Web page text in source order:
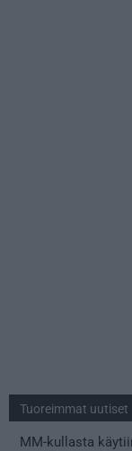
Tuoreimmat uutiset
MM-kullasta